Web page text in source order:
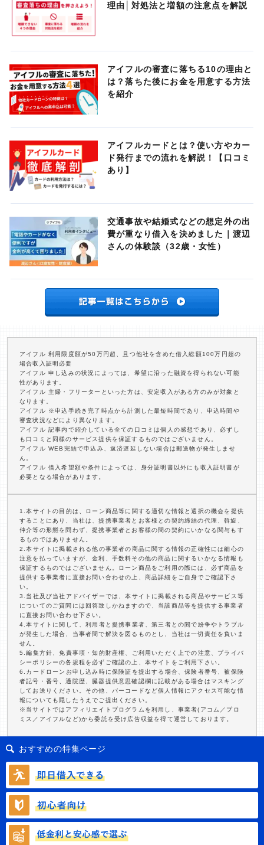
理由│対処法と増額の注意点を解説
アイフルの審査に落ちる10の理由と
は？落ちた後にお金を用意する方法
を紹介
アイフルカードとは？使い方やカー
ド発行までの流れを解説！【口コミ
あり】
交通事故や結婚式などの想定外の出
費が重なり借入を決めました｜渡辺
さんの体験談（32歳・女性）
アイフル 利用限度額が50万円超、且つ他社を含めた借入総額100万円超の
場合収入証明必要
アイフル 申し込みの状況によっては、希望に沿った融資を得られない可能
性があります。
アイフル 主婦・フリーターといった方は、安定収入がある方のみが対象と
なります。
アイフル ※申込手続き完了時点から計測した最短時間であり、申込時間や
審査状況などにより異なります。
アイフル 記事内で紹介している全ての口コミは個人の感想であり、必ずし
も口コミと同様のサービス提供を保証するものではございません。
アイフル WEB完結で申込み、返済遅延しない場合は郵送物が発生しませ
ん。
アイフル 借入希望額や条件によっては、身分証明書以外にも収入証明書が
必要となる場合があります。
1.本サイトの目的は、ローン商品等に関する適切な情報と選択の機会を提供
することにあり、当社は、提携事業者とお客様との契約締結の代理、斡旋、
仲介等の形態を問わず、提携事業者とお客様の間の契約にいかなる関与もす
るものではありません。
2.本サイトに掲載される他の事業者の商品に関する情報の正確性には細心の
注意を払っていますが、金利、手数料その他の商品に関するいかなる情報も
保証するものではございません。ローン商品をご利用の際には、必ず商品を
提供する事業者に直接お問い合わせの上、商品詳細をご自身でご確認下さ
い。
3.当社及び当社アドバイザーでは、本サイトに掲載される商品やサービス等
についてのご質問には回答致しかねますので、当該商品等を提供する事業者
に直接お問い合わせ下さい。
4.本サイトに関して、利用者と提携事業者、第三者との間で紛争やトラブル
が発生した場合、当事者間で解決を図るものとし、当社は一切責任を負いま
せん。
5.編集方針、免責事項・知的財産権、ご利用いただく上での注意、プライバ
シーポリシーの各規程を必ずご確認の上、本サイトをご利用下さい。
6.カードローンお申し込み時に保険証を提出する場合、保険者番号、被保険
者記号・番号、通院歴、臓器提供意思確認欄に記載がある場合はマスキング
してお送りください。その他、バーコードなど個人情報にアクセス可能な情
報についても隠したうえでご提出ください。
※当サイトではアフィリエイトプログラムを利用し、事業者(アコム／プロ
ミス／アイフルなど)から委託を受け広告収益を得て運営しております。
おすすめの特集ページ